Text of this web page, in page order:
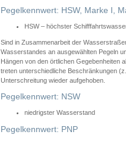
Pegelkennwert: HSW, Marke I,
HSW – höchster
Sind in Zusammenarbeit der
Wasserstandes an ausgewählten Pegeln
Hängen von den örtlichen Gegebenheiten
treten unterschiedliche Beschränkungen
Unterschreitung wieder aufgehoben.
Pegelkennwert: NSW
niedrigster Wasserstand
Pegelkennwert: PNP